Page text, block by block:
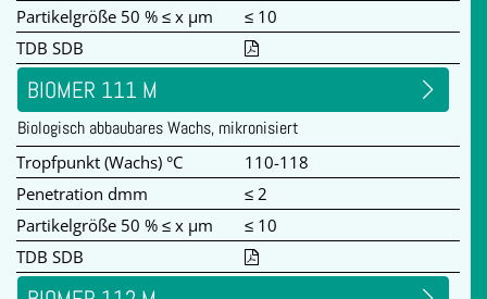
Partikelgröße 50 % ≤ x µm
≤ 10
TDB SDB
BIOMER 111 M
Biologisch abbaubares Wachs, mikronisiert
Tropfpunkt (Wachs) °C
110-118
Penetration dmm
≤ 2
Partikelgröße 50 % ≤ x µm
≤ 10
TDB SDB